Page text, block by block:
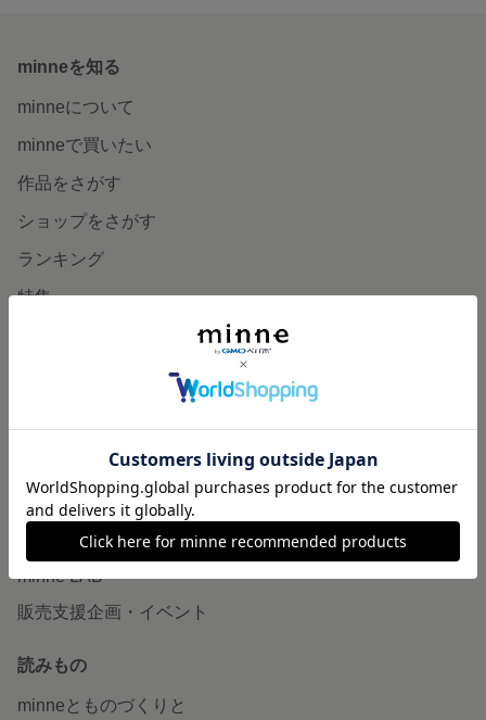
minneを知る
minneについて
minneで買いたい
作品をさがす
ショップをさがす
ランキング
特集
食品販売
ヴィンテージ販売
ダウンロード販売
minne PLUS
minne LAB
販売支援企画・イベント
読みもの
minneとものづくりと